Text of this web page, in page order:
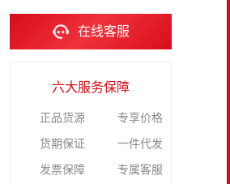
在线客服
六大服务保障
正品货源 专享价格
货期保证 一件代发
发票保障 专属客服